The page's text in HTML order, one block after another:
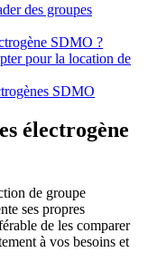
des groupes
SDMO ?
pour la location de
SDMO
électrogène
de groupe
ses propres
de les comparer
à vos besoins et